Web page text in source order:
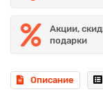
Акции,
подарки
Описание